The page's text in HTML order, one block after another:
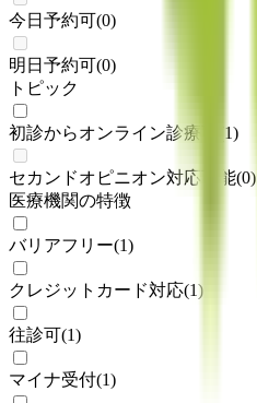
今日予約可(0)
明日予約可(0)
トピック
初診からオンライン診療可 1)
セカンドオピニオン対応可能(0)
医療機関の特徴
バリアフリー(1)
クレジットカード対応(1)
往診可(1)
マイナ受付(1)